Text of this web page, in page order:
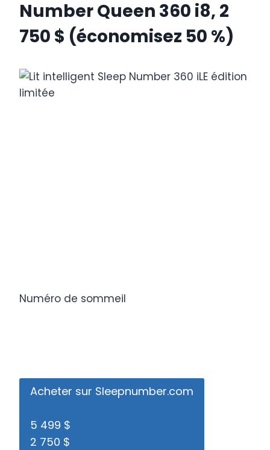
Number Queen 360 i8, 2
750 $ (économisez 50 %)
Numéro de sommeil
Acheter sur Sleepnumber.com
5 499 $
2 750 $